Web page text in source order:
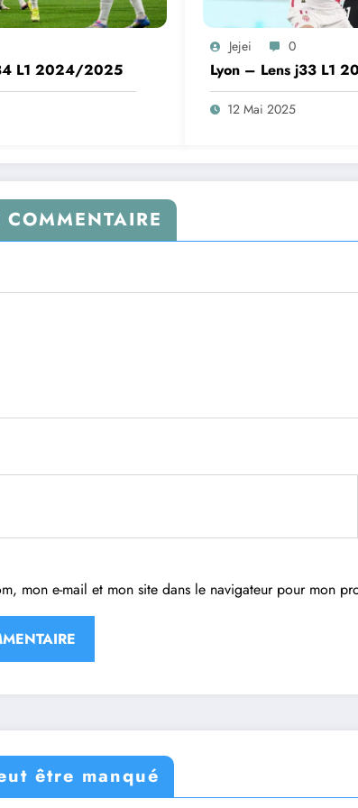
L1 2024/2025
Jejei 0
Lyon – Lens j33 L1
12 Mai 2025
mon e-mail et mon site dans le navigateur pour mon
être manqué